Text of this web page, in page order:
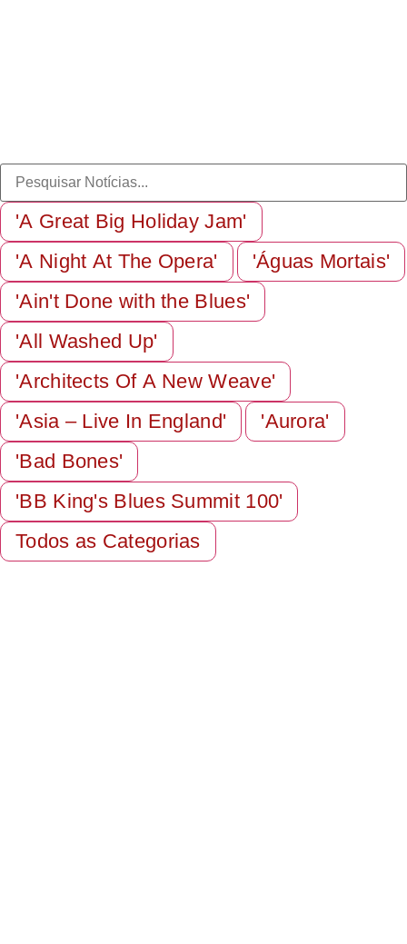
'A Great Big Holiday Jam'
'A Night At The Opera'
'Águas Mortais'
'Ain't Done with the Blues'
'All Washed Up'
'Architects Of A New Weave'
'Asia – Live In England'
'Aurora'
'Bad Bones'
'BB King's Blues Summit 100'
Todos as Categorias